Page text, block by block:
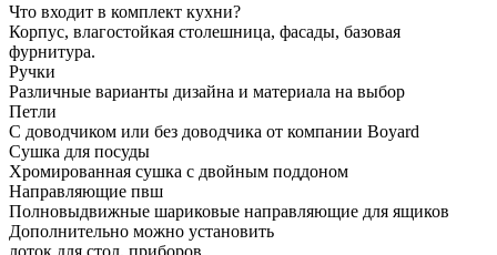
Что входит в комплект кухни?
Корпус, влагостойкая столешница, фасады, базовая
фурнитура.
Ручки
Различные варианты дизайна и материала на выбор
Петли
С доводчиком или без доводчика от компании Boyard
Сушка для посуды
Хромированная сушка с двойным поддоном
Направляющие пвш
Полновыдвижные шариковые направляющие для ящиков
Дополнительно можно установить
лоток для стол. приборов